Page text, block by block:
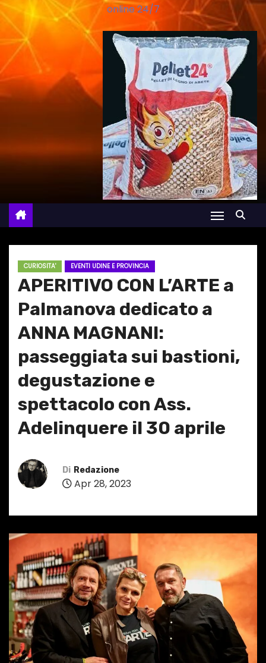
online 24/7
CURIOSITA' EVENTI UDINE E PROVINCIA
APERITIVO CON L’ARTE a
Palmanova dedicato a
ANNA MAGNANI:
passeggiata sui bastioni,
degustazione e
spettacolo con Ass.
Adelinquere il 30 aprile
Di Redazione
Apr 28, 2023